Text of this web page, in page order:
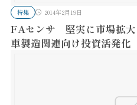
特集 2014年2月19日
FAセンサ 堅実に市場拡
車製造関連向け投資活発化